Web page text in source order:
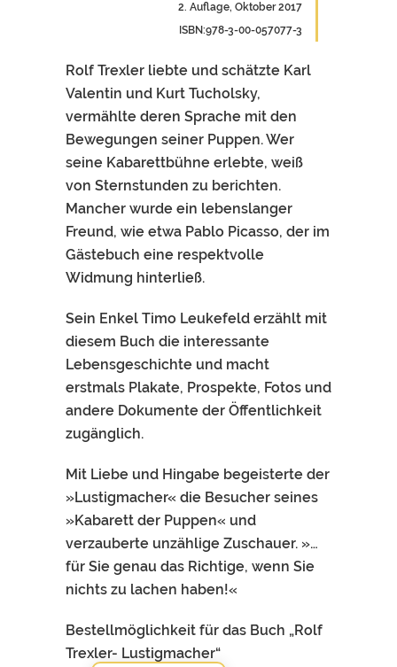
2. Auflage, Oktober 2017
ISBN:978-3-00-057077-3
Rolf Trexler liebte und schätzte Karl
Valentin und Kurt Tucholsky,
vermählte deren Sprache mit den
Bewegungen seiner Puppen. Wer
seine Kabarettbühne erlebte, weiß
von Sternstunden zu berichten.
Mancher wurde ein lebenslanger
Freund, wie etwa Pablo Picasso, der im
Gästebuch eine respektvolle
Widmung hinterließ.
Sein Enkel Timo Leukefeld erzählt mit
diesem Buch die interessante
Lebensgeschichte und macht
erstmals Plakate, Prospekte, Fotos und
andere Dokumente der Öffentlichkeit
zugänglich.
Mit Liebe und Hingabe begeisterte der
»Lustigmacher« die Besucher seines
»Kabarett der Puppen« und
verzauberte unzählige Zuschauer. »…
für Sie genau das Richtige, wenn Sie
nichts zu lachen haben!«
Bestellmöglichkeit für das Buch „Rolf
Trexler- Lustigmacher“